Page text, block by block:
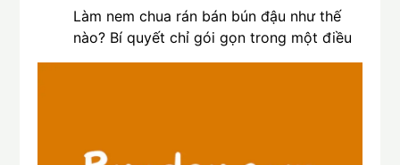
Làm nem chua rán bán bún đậu như thế
nào? Bí quyết chỉ gói gọn trong một điều